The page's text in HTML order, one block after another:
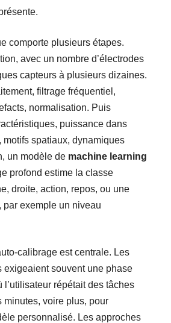
comporte plusieurs étapes.
avec un nombre d’électrodes
capteurs à plusieurs dizaines.
filtrage fréquentiel,
normalisation. Puis
puissance dans
motifs spatiaux, dynamiques
un modèle de machine learning
profond estime la classe
droite, action, repos, ou une
exemple un niveau
calibrage est centrale. Les
exigeaient souvent une phase
l’utilisateur répétait des tâches
minutes, voire plus, pour
personnalisé. Les approches